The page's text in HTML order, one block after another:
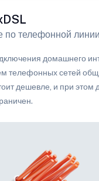
по телефонной линии
домашнего
телефонных сетей
дешевле, и при этом